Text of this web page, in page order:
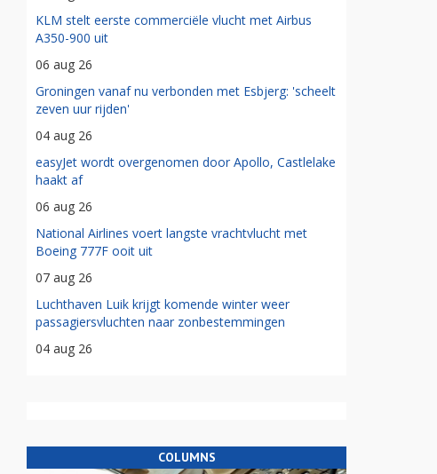
KLM stelt eerste commerciële vlucht met Airbus
A350-900 uit
06 aug 26
Groningen vanaf nu verbonden met Esbjerg: 'scheelt
zeven uur rijden'
04 aug 26
easyJet wordt overgenomen door Apollo, Castlelake
haakt af
06 aug 26
National Airlines voert langste vrachtvlucht met
Boeing 777F ooit uit
07 aug 26
Luchthaven Luik krijgt komende winter weer
passagiersvluchten naar zonbestemmingen
04 aug 26
COLUMNS